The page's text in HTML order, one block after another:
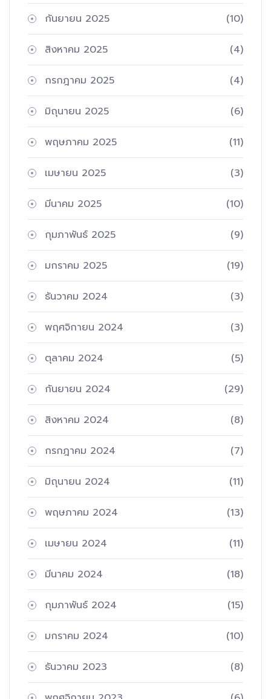
กันยายน 2025 (10)
สิงหาคม 2025 (4)
กรกฎาคม 2025 (4)
มิถุนายน 2025 (6)
พฤษภาคม 2025 (11)
เมษายน 2025 (3)
มีนาคม 2025 (10)
กุมภาพันธ์ 2025 (9)
มกราคม 2025 (19)
ธันวาคม 2024 (3)
พฤศจิกายน 2024 (3)
ตุลาคม 2024 (5)
กันยายน 2024 (29)
สิงหาคม 2024 (8)
กรกฎาคม 2024 (7)
มิถุนายน 2024 (11)
พฤษภาคม 2024 (13)
เมษายน 2024 (11)
มีนาคม 2024 (18)
กุมภาพันธ์ 2024 (15)
มกราคม 2024 (10)
ธันวาคม 2023 (8)